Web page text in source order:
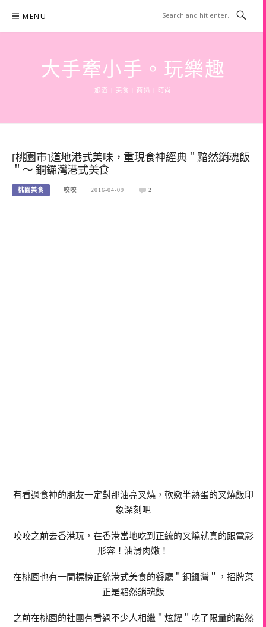
content
MENU
大手牽小手。玩樂趣
旅遊 | 美食 | 商攝 | 時尚
[桃園市]道地港式美味，重現食神經典＂黯然銷魂飯
＂～ 銅鑼灣港式美食
桃園美食 咬咬 2016-04-09 2
有看過食神的朋友一定對那油亮叉燒，軟嫩半熟蛋的叉燒飯印
象深刻吧
咬咬之前去香港玩，在香港當地吃到正統的叉燒就真的跟電影
形容！油滑肉嫩！
在桃園也有一間標榜正統港式美食的餐廳＂ 銅鑼灣＂，招牌菜
正是黯然銷魂飯
之前在桃園的社團有看過不少人相繼＂炫耀＂吃了限量的黯然